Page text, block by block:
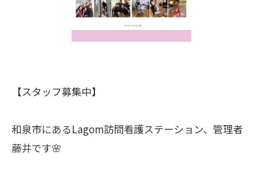
【スタッフ募集中】
和泉市にあるLagom訪問看護ステーション、管理者
藤井です🌸